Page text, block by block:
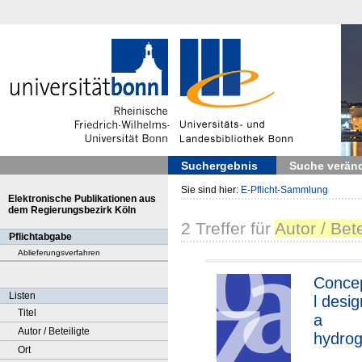
Suchergebnis Suche
Elektronische Publikationen aus
dem Regierungsbezirk Köln
Pflichtabgabe
Ablieferungsverfahren
Listen
Titel
Autor / Beteiligte
Ort
Sie sind hier: E-Pflicht-Sammlung
2 Treffer für Autor /
l
a